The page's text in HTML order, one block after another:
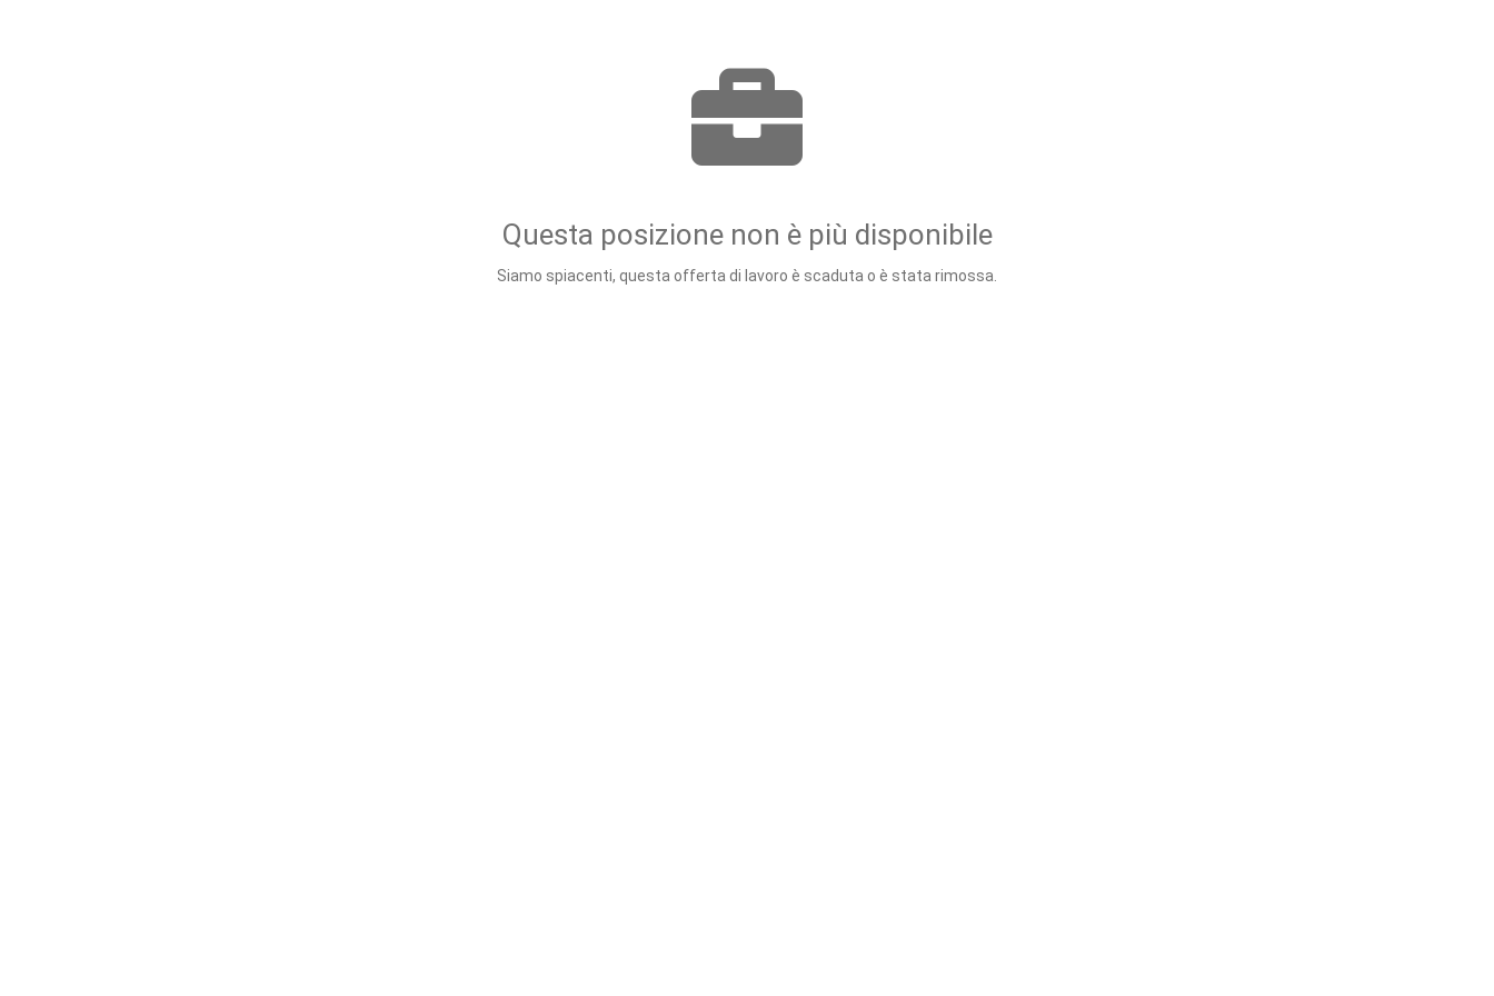
Questa posizione non è più disponibile
Siamo spiacenti, questa offerta di lavoro è scaduta o è stata rimossa.